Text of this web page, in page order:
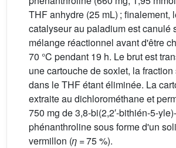
THF anhydre (25 mL) ; finalement,
catalyseur au paladium est canulé
mélange réactionnel avant d'être
70 °C pendant 19 h. Le brut est
une cartouche de soxlet, la
dans le THF étant éliminée. La
extraite au dichlorométhane et
750 mg de 3,8-bi(2,2′-bithién-5-
phénanthroline sous forme d'un
vermillon (η = 75 %).